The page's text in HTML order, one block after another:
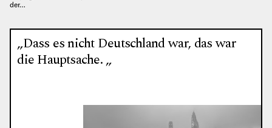
der…
„Dass es nicht Deutschland war, das war
die Hauptsache. „